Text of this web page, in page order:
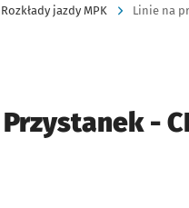
Rozkłady jazdy MPK Linie na
Przystanek -